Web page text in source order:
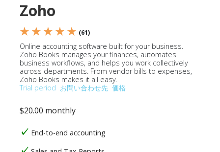
Zoho
★ ★ ★ ★ ★ (61)
Online accounting software built for your business.
Zoho Books manages your finances, automates
business workflows, and helps you work collectively
across departments. From vendor bills to expenses,
Zoho Books makes it all easy.
Trial period お問い合わせ先 価格
$20.00 monthly
End-to-end accounting